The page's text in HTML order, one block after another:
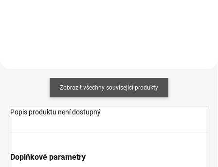
Zobrazit všechny související produkty
Popis produktu není dostupný
Doplňkové parametry